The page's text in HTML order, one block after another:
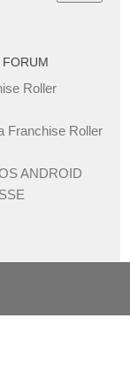
FORUM
Roller
Franchise Roller
ANDROID